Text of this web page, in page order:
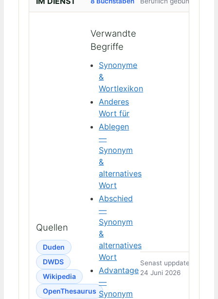
Quellen
Duden
DWDS
Wikipedia
OpenThesaurus
Verwandte
Begriffe
Synonyme
&
Wortlexikon
Anderes
Wort für
Ablegen
—
Synonym
&
alternatives
Wort
Abschied
—
Synonym
&
alternatives
Wort
Advantage
—
Synonym
Senast uppdaterad:
24 Juni 2026